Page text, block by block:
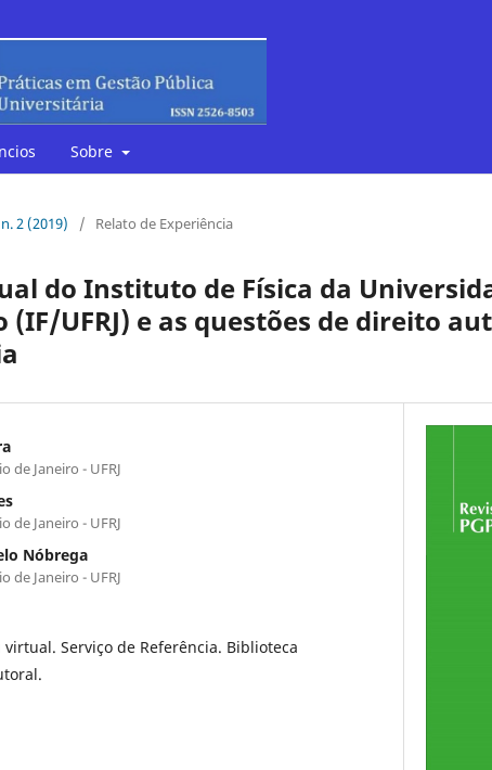
Sobre
2 (2019) / Relato de Experiência
do Instituto de Física da
(IF/UFRJ) e as questões de direito
de Janeiro - UFRJ
de Janeiro - UFRJ
Nóbrega
de Janeiro - UFRJ
virtual. Serviço de Referência. Biblioteca